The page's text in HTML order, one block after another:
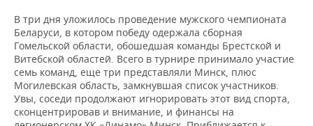
В три дня уложилось проведение мужского чемпионата
Беларуси, в котором победу одержала сборная
Гомельской области, обошедшая команды Брестской и
Витебской областей. Всего в турнире принимало участие
семь команд, еще три представляли Минск, плюс
Могилевская область, замкнувшая список участников.
Увы, соседи продолжают игнорировать этот вид спорта,
сконцентрировав и внимание, и финансы на